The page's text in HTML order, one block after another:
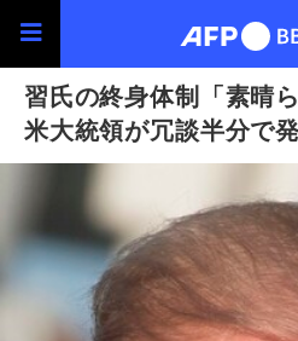
習氏の終身体制「素晴
米大統領が冗談半分で